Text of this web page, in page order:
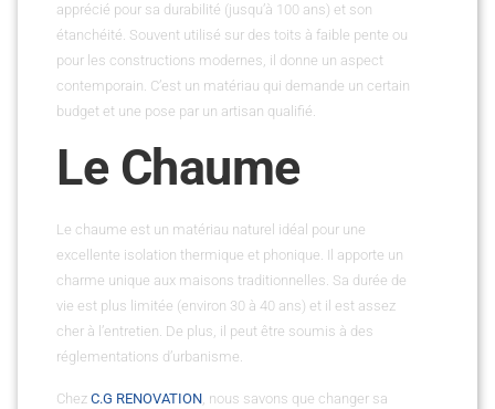
apprécié pour sa durabilité (jusqu’à 100 ans) et son
étanchéité. Souvent utilisé sur des toits à faible pente ou
pour les constructions modernes, il donne un aspect
contemporain. C’est un matériau qui demande un certain
budget et une pose par un artisan qualifié.
Le Chaume
Le chaume est un matériau naturel idéal pour une
excellente isolation thermique et phonique. Il apporte un
charme unique aux maisons traditionnelles. Sa durée de
vie est plus limitée (environ 30 à 40 ans) et il est assez
cher à l’entretien. De plus, il peut être soumis à des
réglementations d’urbanisme.
Chez C.G RENOVATION, nous savons que changer sa